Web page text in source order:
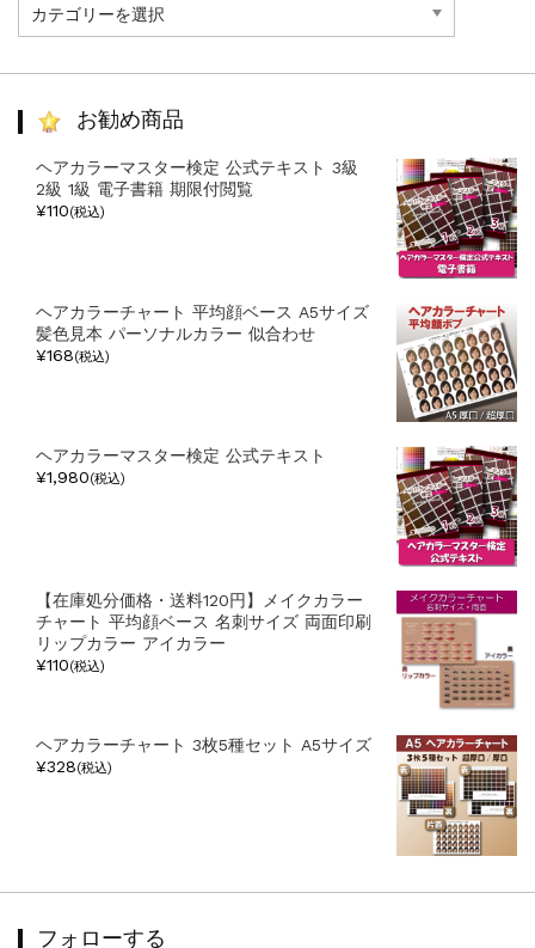
事
カ
お勧め商品
ヘアカラーマスター検定 公式テキスト 3級
2級 1級 電子書籍 期限付閲覧
¥110(税込)
ヘアカラーチャート 平均顔ベース A5サイズ
髪色見本 パーソナルカラー 似合わせ
¥168(税込)
ヘアカラーマスター検定 公式テキスト
¥1,980(税込)
【在庫処分価格・送料120円】メイクカラー
チャート 平均顔ベース 名刺サイズ 両面印刷
リップカラー アイカラー
¥110(税込)
ヘアカラーチャート 3枚5種セット A5サイズ
¥328(税込)
フォローする